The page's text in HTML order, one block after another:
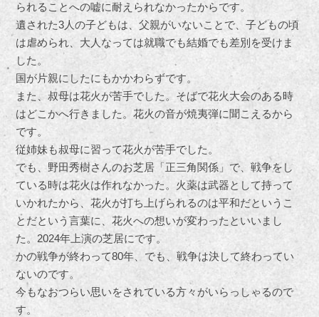
られることへの嘘に耐えられなかったからです。
遺された3人の子どもは、父親がいないことで、子どもの頃
は虐められ、大人なっては就職でも結婚でも差別を受けま
した。
国が片親にしたにもかかわらずです。
また、叔母は花火が苦手でした。そばで花火大会のある時
はどこかへ行きました。花火の音が焼夷弾に聞こえるから
です。
従姉妹も叔母に習って花火が苦手でした。
でも、野田秀樹さんのお芝居「正三角関係」で、戦争をし
ている時は花火は作れなかった。火薬は武器として持って
いかれたから、花火が打ち上げられるのは平和だというこ
とだという言葉に、花火への想いが変わったといいまし
た。2024年上演の芝居にです。
かの戦争が終わって80年、でも、戦争は決して終わってい
ないのです。
今もなおつらい思いをされている方々がいらっしゃるので
す。